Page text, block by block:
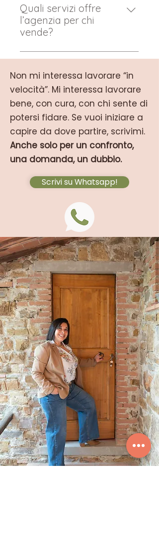
la differenza.
Energetica è obbligatorio per
legge e deve essere disponibile
già al momento dell’annuncio.
Quali servizi offre
l’agenzia per chi
vende?
Valutazione, servizio
efficaci, certificazioni, gestione
visite, affiancamento fino al
rogito.
Non mi interessa lavorare “in
velocità”. Mi interessa lavorare
bene, con cura, con chi sente di
potersi fidare. Se vuoi iniziare a
capire da dove partire, scrivimi.
Anche solo per un confronto,
una domanda, un dubbio.
Scrivi su Whatsapp!